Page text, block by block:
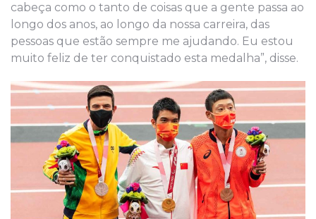
cabeça como o tanto de coisas que a gente passa ao
longo dos anos, ao longo da nossa carreira, das
pessoas que estão sempre me ajudando. Eu estou
muito feliz de ter conquistado esta medalha”, disse.